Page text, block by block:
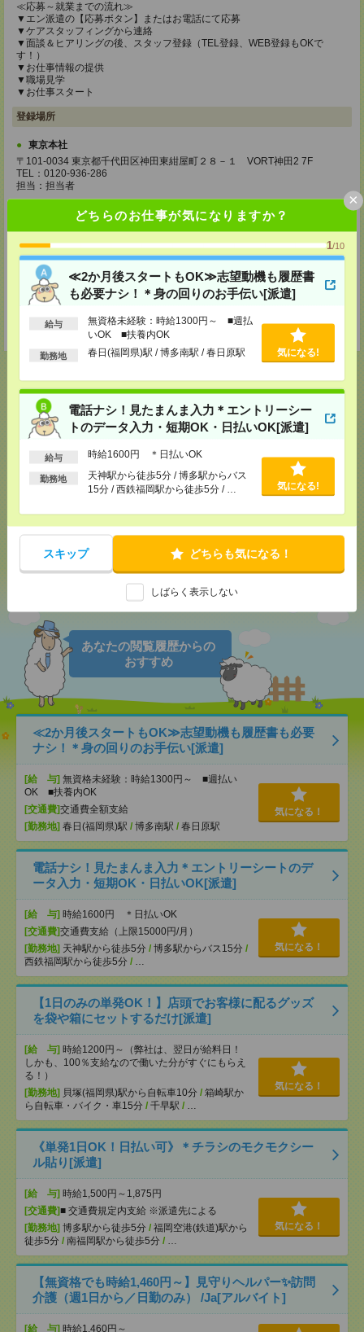
どちらのお仕事が気になりますか？
1/10
≪2か月後スタートもOK≫志望動機も履歴書
も必要ナシ！＊身の回りのお手伝い[派遣]
給与
無資格未経験：時給1300円～ ■週払
いOK ■扶養内OK
勤務地 春日(福岡県)駅 / 博多南駅 / 春日原駅 気になる!
電話ナシ！見たまんま入力＊エントリーシー
トのデータ入力・短期OK・日払いOK[派遣]
給与 時給1600円 ＊日払いOK
勤務地
天神駅から徒歩5分 / 博多駅からバス
15分 / 西鉄福岡駅から徒歩5分 / …
気になる!
スキップ どちらも気になる！
しばらく表示しない
×
≪応募～就業までの流れ≫
▼エン派遣の【応募ボタン】またはお電話にて応募
▼ケアスタッフィングから連絡
▼面談＆ヒアリングの後、スタッフ登録（TEL登録、WEB登録もOKで
す！）
▼お仕事情報の提供
▼職場見学
▼お仕事スタート
登録場所
東京本社
〒101-0034 東京都千代田区神田東紺屋町２８－１ VORT神田2 7F
TEL：0120-936-286
担当：担当者
担当：担当者
北九州支店
〒802-0005 福岡県北九州市小倉北区堺町２－１－１ 角田ビル小倉 ７０７
号室
TEL：0120-936-286
担当：担当者
応募ページへ
気になる！ 電話応募
メールで送る LINEで送る
あなたの閲覧履歴からの
おすすめ
≪2か月後スタートもOK≫志望動機も履歴書も必要
ナシ！＊身の回りのお手伝い[派遣]
[給 与] 無資格未経験：時給1300円～ ■週払い
OK ■扶養内OK
[交通費]交通費全額支給
[勤務地] 春日(福岡県)駅 / 博多南駅 / 春日原駅
気になる！
電話ナシ！見たまんま入力＊エントリーシートのデ
ータ入力・短期OK・日払いOK[派遣]
[給 与] 時給1600円 ＊日払いOK
[交通費]交通費支給（上限15000円/月）
[勤務地] 天神駅から徒歩5分 / 博多駅からバス15分 /
西鉄福岡駅から徒歩5分 / …
気になる！
【1日のみの単発OK！】店頭でお客様に配るグッズ
を袋や箱にセットするだけ[派遣]
[給 与] 時給1200円～（弊社は、翌日が給料日！
しかも、100％支給なので働いた分がすぐにもらえ
る！）
[勤務地] 貝塚(福岡県)駅から自転車10分 / 箱崎駅か
ら自転車・バイク・車15分 / 千早駅 / …
気になる！
《単発1日OK！日払い可》＊チラシのモクモクシー
ル貼り[派遣]
[給 与] 時給1,500円～1,875円
[交通費]■ 交通費規定内支給 ※派遣先による
[勤務地] 博多駅から徒歩5分 / 福岡空港(鉄道)駅から
徒歩5分 / 南福岡駅から徒歩5分 / …
気になる！
【無資格でも時給1,460円～】見守りヘルパー✨訪問
介護（週1日から／日勤のみ） /Ja[アルバイト]
[給 与] 時給1,460円～